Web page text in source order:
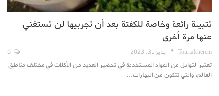
تتبيلة رائعة وخاصة للكفتة بعد أن تجربيها لن تستغني
عنها مرة أخرى
TouriaIcherem يناير 31, 2023
تعتبر التوابل من المواد المستخدمة في تحضير العديد من الأكلات في مختلف مناطق
العالم، والتي تتكون من البهارات…